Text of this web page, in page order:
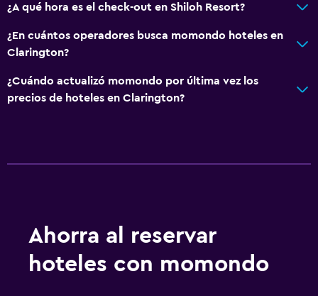
¿A qué hora es el check-out en Shiloh Resort?
¿En cuántos operadores busca momondo hoteles en
Clarington?
¿Cuándo actualizó momondo por última vez los
precios de hoteles en Clarington?
Ahorra al reservar
hoteles con momondo